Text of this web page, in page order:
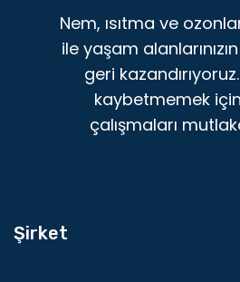
Nem, ısıtma ve
ile yaşam
geri kazandırıyoruz.
kaybetmemek
çalışmaları
Şirket